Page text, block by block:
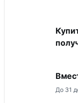
До 31